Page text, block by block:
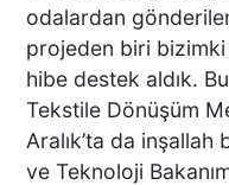
odalardan
projeden biri bizimki
hibe destek aldık.
Tekstile Dönüşüm
Aralık’ta da
ve Teknoloji